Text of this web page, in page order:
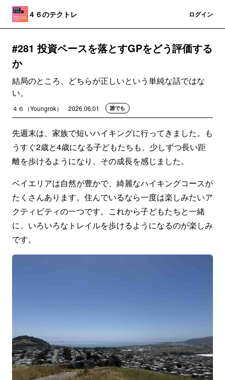
４６のテクトレ ログイン
#281 投資ペースを落とすGPをどう評価する
か
結局のところ、どちらが正しいという単純な話ではな
い。
４６（Youngrok） 2026.06.01 誰でも
先週末は、家族で短いハイキングに行ってきました。も
うすぐ2歳と4歳になる子どもたちも、少しずつ長い距
離を歩けるようになり、その成長を感じました。
ベイエリアは自然が豊かで、綺麗なハイキングコースが
たくさんあります。住んでいるなら一度は楽しみたいア
クティビティの一つです。これから子どもたちと一緒
に、いろいろなトレイルを歩けるようになるのが楽しみ
です。